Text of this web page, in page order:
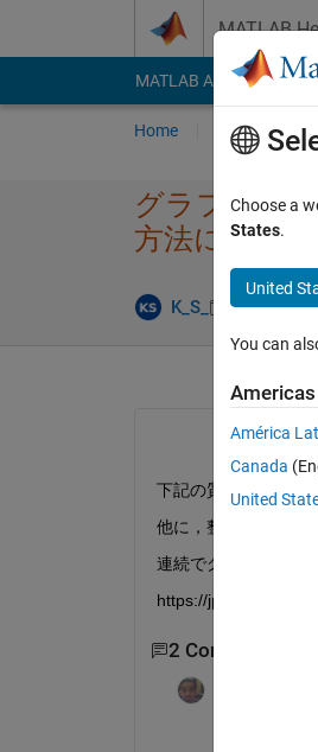
MATLAB
MATLAB Answers
Home Ask
グラフのメ
方​法に​ついて
K_S_ 29 Jan
下記の質問と質問内
他に，整数部の表示
連続でグラフプロッ
https://
2 Comments
Choose a
States.
United
You can
Americas
América
Canada
United